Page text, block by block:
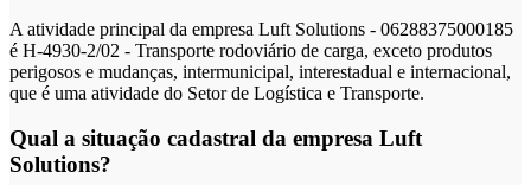
A atividade principal da empresa Luft Solutions - 06288375000185
é H-4930-2/02 - Transporte rodoviário de carga, exceto produtos
perigosos e mudanças, intermunicipal, interestadual e internacional,
que é uma atividade do Setor de Logística e Transporte.
Qual a situação cadastral da empresa Luft
Solutions?